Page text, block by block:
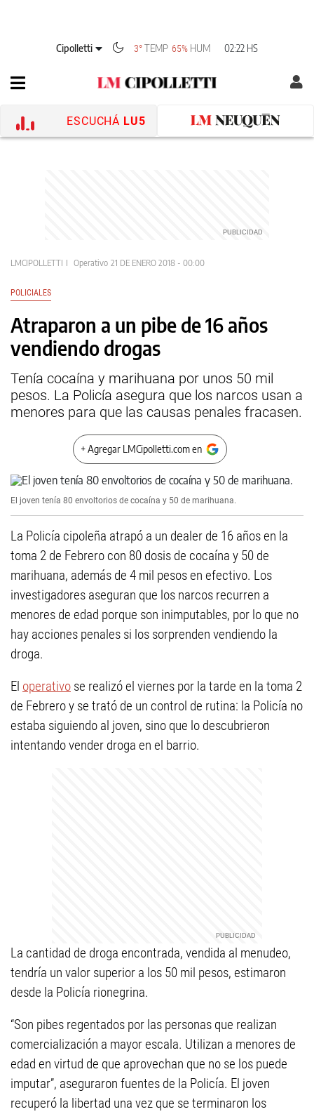
Cipolletti 3°TEMP 65% HUM 02:22 HS
ESCUCHÁ LU5
LMCIPOLLETTI Operativo 21 DE ENERO 2018 - 00:00
POLICIALES
Atraparon a un pibe de 16 años
vendiendo drogas
Tenía cocaína y marihuana por unos 50 mil
pesos. La Policía asegura que los narcos usan a
menores para que las causas penales fracasen.
+ Agregar LMCipolletti.com en
El joven tenía 80 envoltorios de cocaína y 50 de marihuana.
La Policía cipoleña atrapó a un dealer de 16 años en la
toma 2 de Febrero con 80 dosis de cocaína y 50 de
marihuana, además de 4 mil pesos en efectivo. Los
investigadores aseguran que los narcos recurren a
menores de edad porque son inimputables, por lo que no
hay acciones penales si los sorprenden vendiendo la
droga.
El operativo se realizó el viernes por la tarde en la toma 2
de Febrero y se trató de un control de rutina: la Policía no
estaba siguiendo al joven, sino que lo descubrieron
intentando vender droga en el barrio.
La cantidad de droga encontrada, vendida al menudeo,
tendría un valor superior a los 50 mil pesos, estimaron
desde la Policía rionegrina.
“Son pibes regentados por las personas que realizan
comercialización a mayor escala. Utilizan a menores de
edad en virtud de que aprovechan que no se los puede
imputar”, aseguraron fuentes de la Policía. El joven
recuperó la libertad una vez que se terminaron los